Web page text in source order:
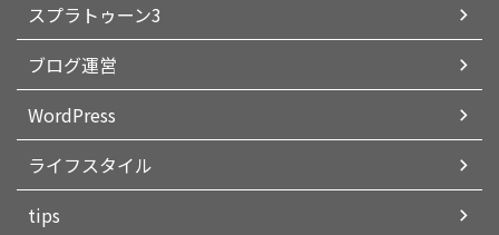
スプラトゥーン3
ブログ運営
WordPress
ライフスタイル
tips